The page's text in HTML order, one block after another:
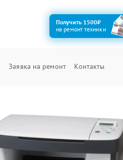
Получить 1500₽
на ремонт техники
Заявка на ремонт Контакты